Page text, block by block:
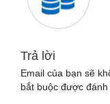
Trả lời
Email của bạn sẽ
bắt buộc được đánh